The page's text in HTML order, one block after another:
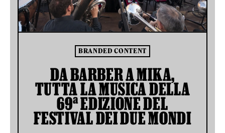
BRANDED CONTENT
DA BARBER A MIKA,
TUTTA LA MUSICA DELLA
69ª EDIZIONE DEL
FESTIVAL DEI DUE MONDI